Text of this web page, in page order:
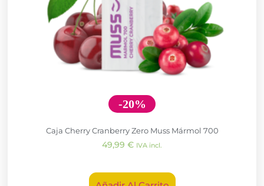
-20%
Caja Cherry Cranberry Zero Muss Mármol 700
49,99 € IVA incl.